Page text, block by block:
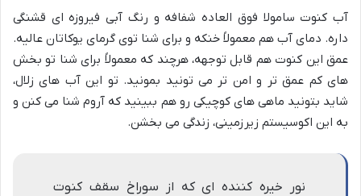
آب کنوت سامولا فوق العاده شفافه و رنگ آبی فیروزه ای قشنگی
داره. دمای آب هم معمولاً خنکه و برای شنا توی گرمای یوکاتان عالیه.
عمق این کنوت هم قابل توجهه، هرچند که معمولاً برای شنا تو بخش
های کم عمق تر و امن تر می تونید بمونید. تو این آب های زلال،
شاید بتونید ماهی های کوچیکی رو هم ببینید که آروم شنا می کنن و
به این اکوسیستم زیرزمینی، زندگی می بخشن.
نور خیره کننده ای که از سوراخ سقف کنوت